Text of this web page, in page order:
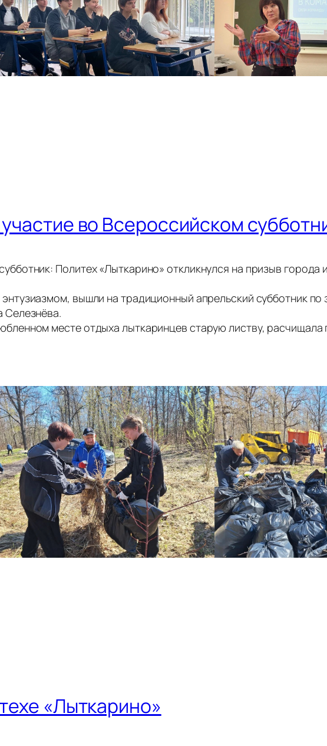
во Всероссийском
Политех «Лыткарино» откликнулся на призыв города
вышли на традиционный апрельский субботник
Селезнёва.
месте отдыха лыткаринцев старую листву, расчищала
«Лыткарино»